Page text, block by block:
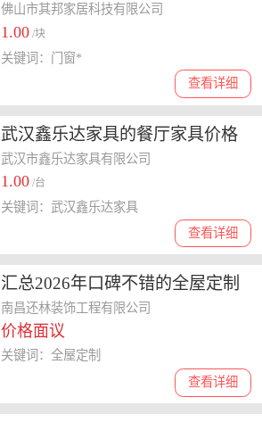
家促销活动服务价格多少
佛山市其邦家居科技有限公司
1.00 /块
查看详细
关键词：门窗*
武汉鑫乐达家具的餐厅家具价格
多少，了解其客户评价和质量
武汉市鑫乐达家具有限公司
1.00 /台
查看详细
关键词：武汉鑫乐达家具
汇总2026年口碑不错的全屋定制
企业，别墅全屋定制选哪家
南昌还林装饰工程有限公司
价格面议
查看详细
关键词：全屋定制